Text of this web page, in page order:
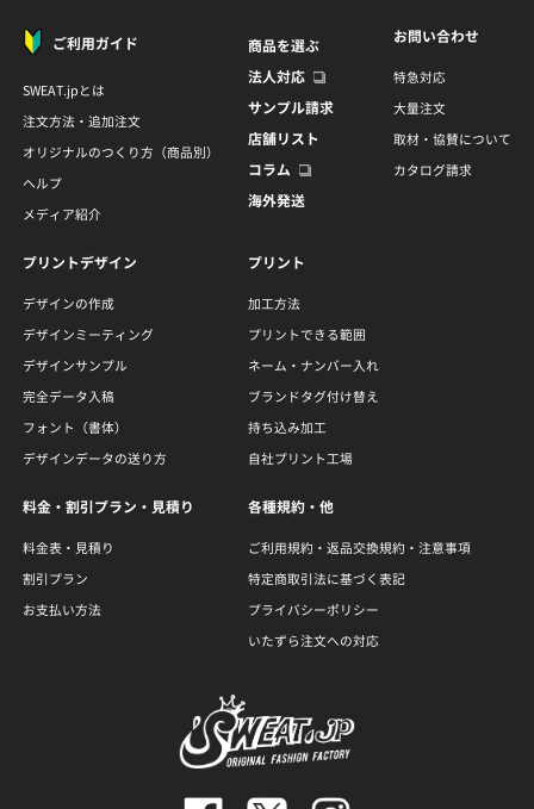
ご利用ガイド
SWEAT.jpとは
注文方法・追加注文
オリジナルのつくり方（商品別）
ヘルプ
メディア紹介
商品を選ぶ
法人対応
サンプル請求
店舗リスト
コラム
海外発送
お問い合わせ
特急対応
大量注文
取材・協賛について
カタログ請求
プリントデザイン
デザインの作成
デザインミーティング
デザインサンプル
完全データ入稿
フォント（書体）
デザインデータの送り方
プリント
加工方法
プリントできる範囲
ネーム・ナンバー入れ
ブランドタグ付け替え
持ち込み加工
自社プリント工場
料金・割引プラン・見積り
料金表・見積り
割引プラン
お支払い方法
各種規約・他
ご利用規約・返品交換規約・注意事項
特定商取引法に基づく表記
プライバシーポリシー
いたずら注文への対応